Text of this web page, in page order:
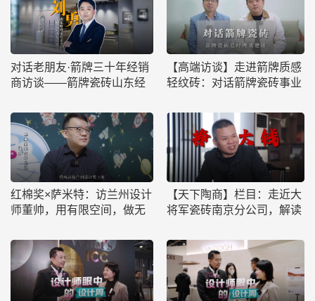
对话老朋友·箭牌三十年经销
商访谈——箭牌瓷砖山东经
【高端访谈】走进箭牌质感
轻纹砖：对话箭牌瓷砖事业
红棉奖×萨米特：访兰州设计
师董帅，用有限空间，做无
【天下陶商】栏目：走近大
将军瓷砖南京分公司，解读